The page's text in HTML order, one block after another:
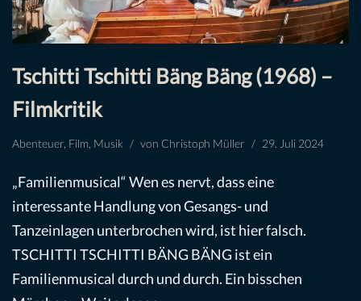
Tschitti Tschitti Bäng Bäng (1968) –
Filmkritik
Abenteuer Film Musik von Christoph Müller 29. Juli 2024
„Familienmusical“ Wen es nervt, dass eine
interessante Handlung von Gesangs- und
Tanzeinlagen unterbrochen wird, ist hier falsch.
TSCHITTI TSCHITTI BÄNG BÄNG ist ein
Familienmusical durch und durch. Ein bisschen